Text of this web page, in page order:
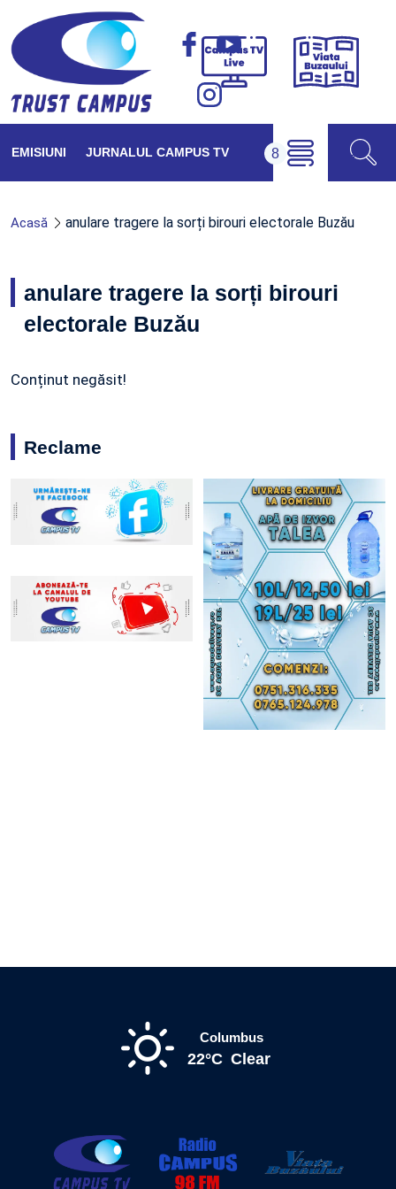
Campus
Viața
EMISIUNI JURNALUL CAMPUS TV
Acasă anulare tragere la sorți birouri electorale Buzău
anulare tragere la sorți birouri
electorale Buzău
Conținut negăsit!
Reclame
Columbus
22°C Clear